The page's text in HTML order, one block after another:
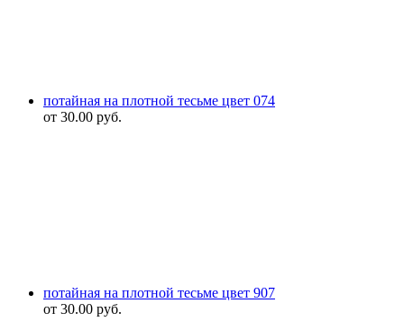
потайная на плотной тесьме цвет 074
от 30.00 руб.
потайная на плотной тесьме цвет 907
от 30.00 руб.